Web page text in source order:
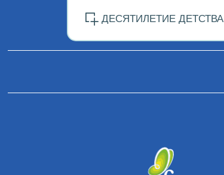
ДЕСЯТИЛЕТИЕ ДЕТСТВА